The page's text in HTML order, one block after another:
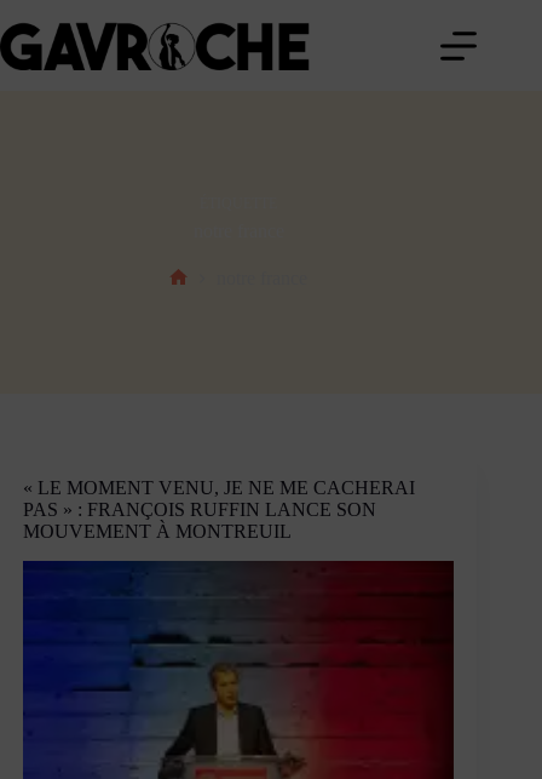
au
contenu
« LE MOMENT VENU, JE NE ME CACHERAI
PAS » : FRANÇOIS RUFFIN LANCE SON
MOUVEMENT À MONTREUIL